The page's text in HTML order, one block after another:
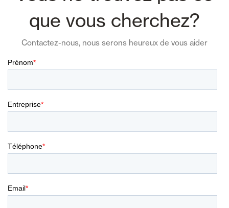
que vous cherchez?
Contactez-nous, nous serons heureux de vous aider